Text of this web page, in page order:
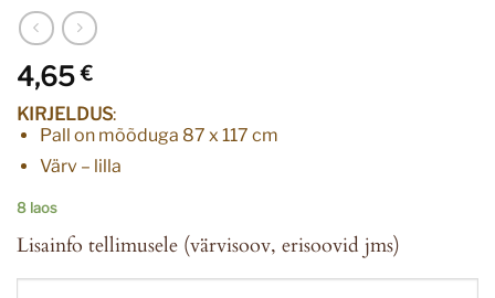
4,65€
KIRJELDUS:
Pall on mõõduga 87 x 117 cm
Värv – lilla
8 laos
Lisainfo tellimusele (värvisoov, erisoovid jms)